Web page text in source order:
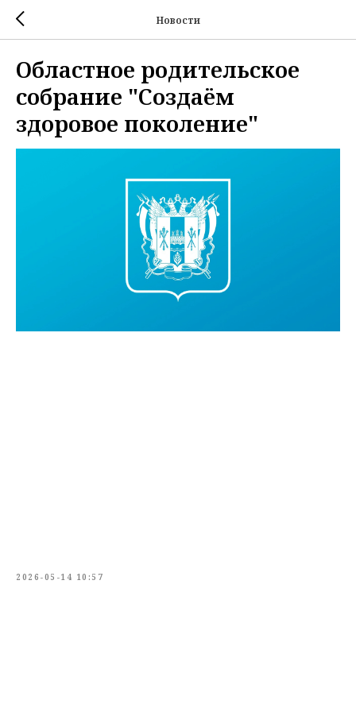
Новости
Областное родительское
собрание "Создаём
здоровое поколение"
2026-05-14 10:57